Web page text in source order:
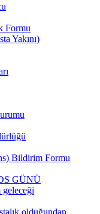
Formu
Yakını)
Bildirim Formu
GÜNÜ
geleceği
olduğundan,